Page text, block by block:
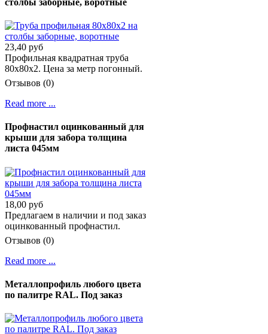
23,40 руб
Профильная квадратная труба
80х80х2. Цена за метр погонный.
Отзывов (0)
Read more ...
Профнастил оцинкованный для
крыши для забора толщина
листа 045мм
18,00 руб
Предлагаем в наличии и под заказ
оцинкованный профнастил.
Отзывов (0)
Read more ...
Металлопрофиль любого цвета
по палитре RAL. Под заказ